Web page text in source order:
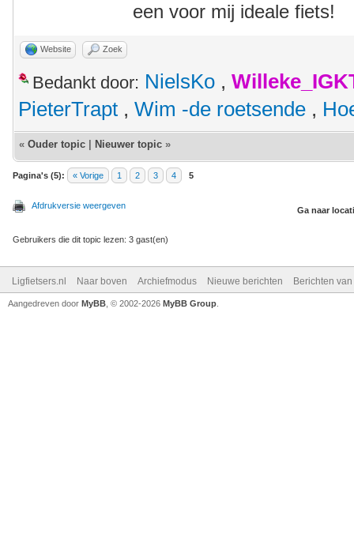
een voor mij ideale fiets!
Website Zoek
Bedankt door: NielsKo ,
PieterTrapt , Wim -de roetsende ,
« Ouder topic Nieuwer topic »
Pagina's (5): « Vorige 1 2 3 4 5
Afdrukversie weergeven Ga naar
Gebruikers die dit topic lezen: 3 gast(en)
Ligfietsers.nl Naar boven Archiefmodus Nieuwe berichten Berichten
Aangedreven door MyBB , © 2002-2026 MyBB Group